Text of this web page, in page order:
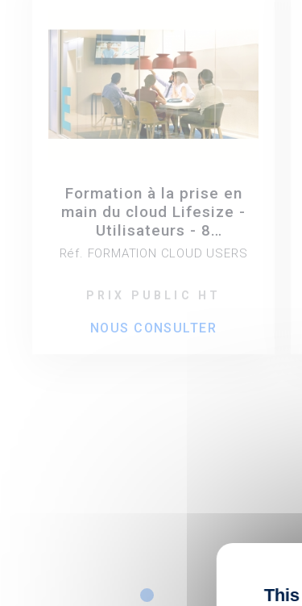
Formation à la prise en
main du cloud Lifesize -
Utilisateurs - 8
participants max.
Réf. FORMATION CLOUD USERS
PRIX PUBLIC HT
NOUS CONSULTER